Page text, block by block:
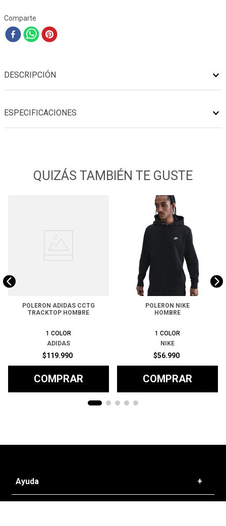
Comparte
DESCRIPCIÓN
ESPECIFICACIONES
QUIZÁS TAMBIÉN TE GUSTE
POLERON ADIDAS CCTG
TRACKTOP HOMBRE
1 COLOR
ADIDAS
$119.990
COMPRAR
POLERON NIKE
HOMBRE
1 COLOR
NIKE
$56.990
COMPRAR
Ayuda +
Preguntas frecuentes